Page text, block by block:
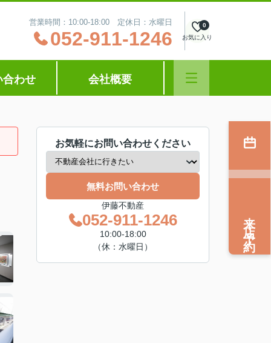
営業時間：10:00‐18:00 定休日：水曜日
052-911-1246 お気に入り
0
合わせ 会社概要
お気軽にお問い合わせください
無料お問い合わせ
伊藤不動産
052-911-1246
10:00‐18:00
（休：水曜日）
来店予約